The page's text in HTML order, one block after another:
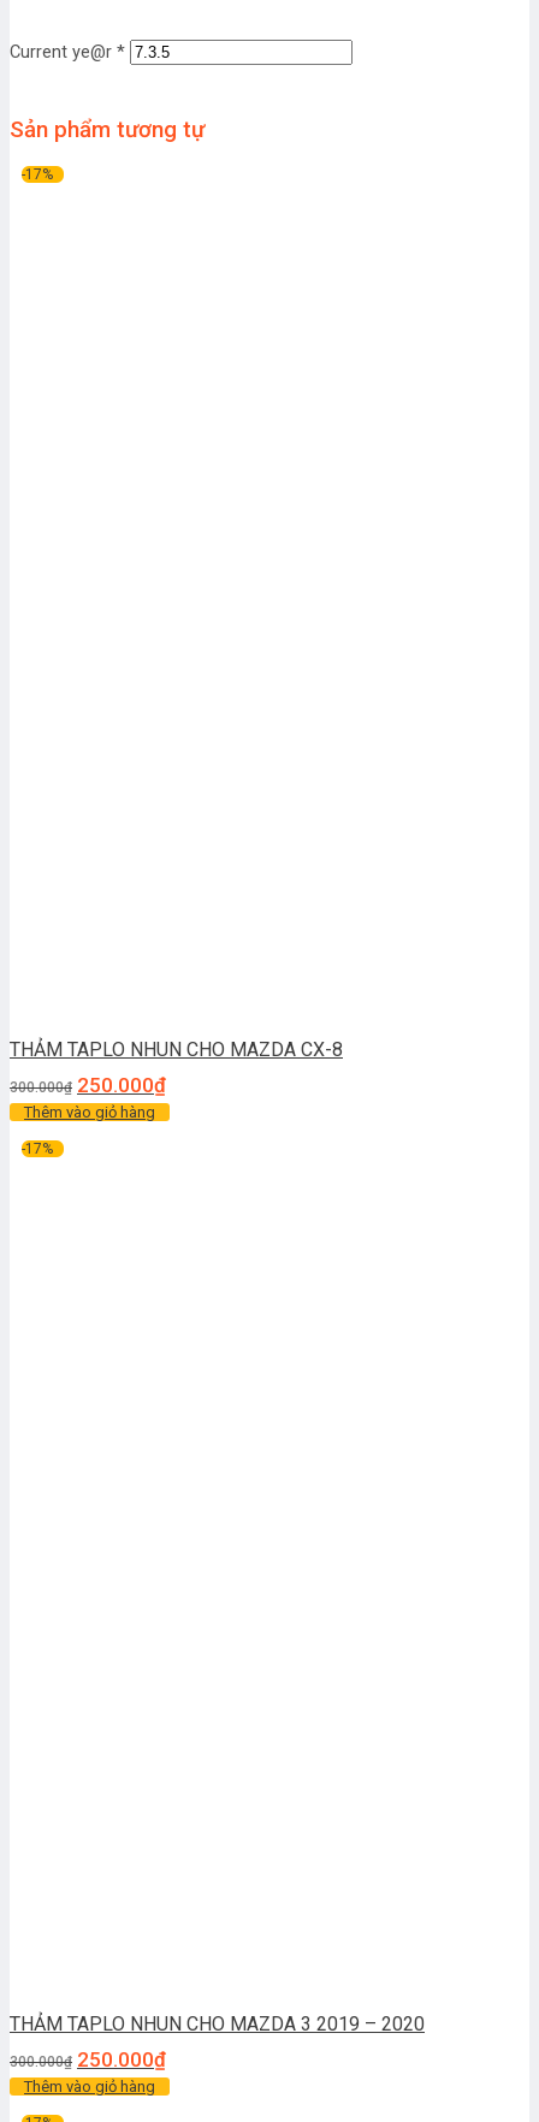
Current ye@r *
Sản phẩm tương tự
-17%
THẢM TAPLO NHUN CHO MAZDA CX-8
300.000₫ 250.000₫
Thêm vào giỏ hàng
-17%
THẢM TAPLO NHUN CHO MAZDA 3 2019 – 2020
300.000₫ 250.000₫
Thêm vào giỏ hàng